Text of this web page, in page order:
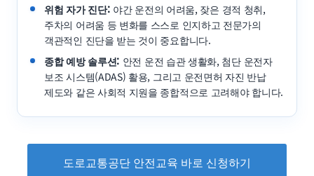
위험 자가 진단: 야간 운전의 어려움, 잦은 경적 청취,
주차의 어려움 등 변화를 스스로 인지하고 전문가의
객관적인 진단을 받는 것이 중요합니다.
종합 예방 솔루션: 안전 운전 습관 생활화, 첨단 운전자
보조 시스템(ADAS) 활용, 그리고 운전면허 자진 반납
제도와 같은 사회적 지원을 종합적으로 고려해야 합니다.
도로교통공단 안전교육 바로 신청하기